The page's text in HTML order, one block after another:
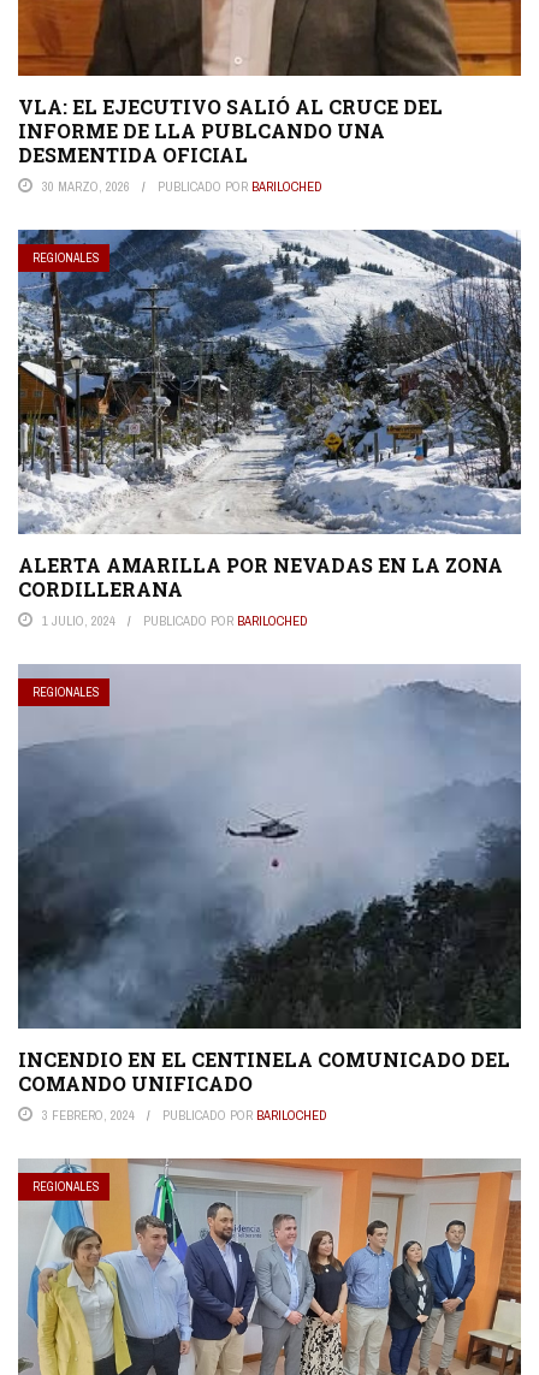
VLA: EL EJECUTIVO SALIÓ AL CRUCE DEL
INFORME DE LLA PUBLCANDO UNA
DESMENTIDA OFICIAL
30 MARZO, 2026 PUBLICADO POR BARILOCHED
REGIONALES
ALERTA AMARILLA POR NEVADAS EN LA ZONA
CORDILLERANA
1 JULIO, 2024 PUBLICADO POR BARILOCHED
REGIONALES
INCENDIO EN EL CENTINELA COMUNICADO DEL
COMANDO UNIFICADO
3 FEBRERO, 2024 PUBLICADO POR BARILOCHED
REGIONALES